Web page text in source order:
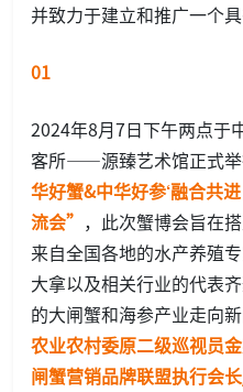
并致力于建立和推广一个
01
2024年8月7日下午两点于
客所——源臻艺术馆正式
华好蟹&中华好参‘融合共
流会” ，此次蟹博会旨在
来自全国各地的水产养殖
大拿以及相关行业的代表
的大闸蟹和海参产业走向
农业农村委原二级巡视员
闸蟹营销品牌联盟执行会